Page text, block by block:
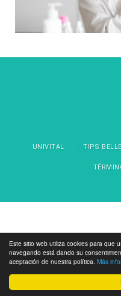
Este sitio web utiliza cookies para que
navegando está dando su
aceptación de nuestra política. Más
UNIVITAL TIPS